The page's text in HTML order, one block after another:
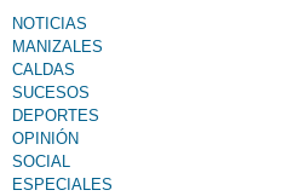
NOTICIAS
MANIZALES
CALDAS
SUCESOS
DEPORTES
OPINIÓN
SOCIAL
ESPECIALES